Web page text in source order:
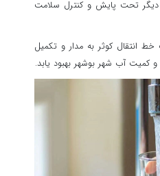
دیگر تحت پایش و کنترل سلامت
خط انتقال کوثر به مدار و تکمیل
کمیت آب شهر بوشهر بهبود یابد.